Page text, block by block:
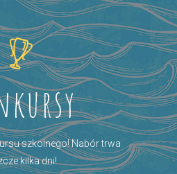
szkolnego! Nabór trwa
kilka dni!